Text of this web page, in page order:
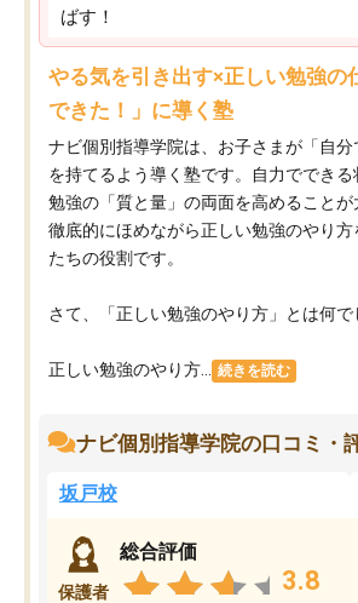
ばす！
やる気を引き出す×正しい勉強の
できた！」に導く塾
ナビ個別指導学院は、お子さまが「自
を持てるよう導く塾です。自力でできる
勉強の「質と量」の両面を高めることが
徹底的にほめながら正しい勉強のやり
たちの役割です。
さて、「正しい勉強のやり方」とは何で
正しい勉強のやり方... 続きを読む
ナビ個別指導学院の口コミ・
坂戸校
保護者
総合評価
3.8